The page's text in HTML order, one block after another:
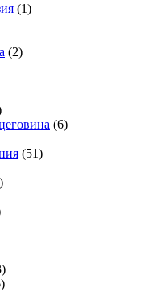
(1)
(2)
(6)
(51)